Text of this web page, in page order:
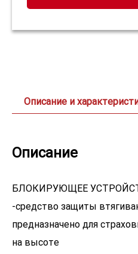
Описание и
Описание
БЛОКИРУЮЩЕЕ
-средство защиты
предназначено для
на высоте